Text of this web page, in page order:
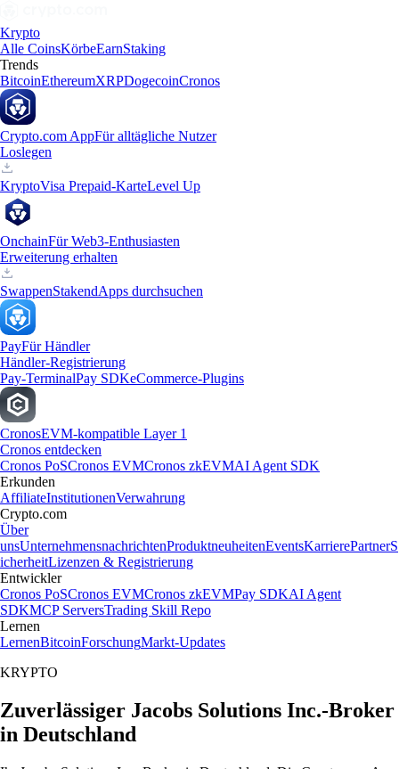
Krypto
Alle CoinsKörbeEarnStaking
Trends
BitcoinEthereumXRPDogecoinCronos
Crypto.com AppFür alltägliche Nutzer
Loslegen
KryptoVisa Prepaid-KarteLevel Up
OnchainFür Web3-Enthusiasten
Erweiterung erhalten
SwappenStakendApps durchsuchen
PayFür Händler
Händler-Registrierung
Pay-TerminalPay SDKeCommerce-Plugins
CronosEVM-kompatible Layer 1
Cronos entdecken
Cronos PoSCronos EVMCronos zkEVMAI Agent SDK
Erkunden
AffiliateInstitutionenVerwahrung
Crypto.com
Über
unsUnternehmensnachrichtenProduktneuheitenEventsKarrierePartnerS
icherheitLizenzen & Registrierung
Entwickler
Cronos PoSCronos EVMCronos zkEVMPay SDKAI Agent
SDKMCP ServersTrading Skill Repo
Lernen
LernenBitcoinForschungMarkt-Updates
KRYPTO
Zuverlässiger Jacobs Solutions Inc.-Broker
in Deutschland